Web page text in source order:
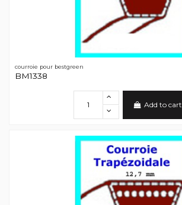
courroie pour bestgreen
BM1338
Add to cart